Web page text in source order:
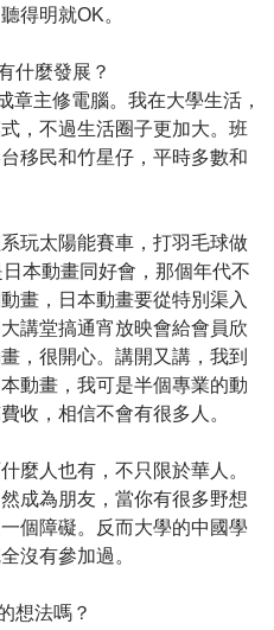
得明就OK。
什麼發展？
章主修電腦。我在大學生活，
，不過生活圈子更加大。班
移民和竹星仔，平時多數和
玩太陽能賽車，打羽毛球做
本動畫同好會，那個年代不
畫，日本動畫要從特別渠入
講堂搞通宵放映會給會員欣
，很開心。講開又講，我到
動畫，我可是半個專業的動
收，相信不會有很多人。
麼人也有，不只限於華人。
成為朋友，當你有很多野想
個障礙。反而大學的中國學
沒有參加過。
想法嗎？